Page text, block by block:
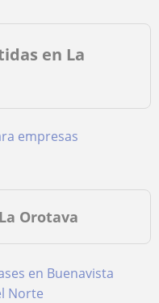
en La
empresas
Orotava
en Buenavista
Norte